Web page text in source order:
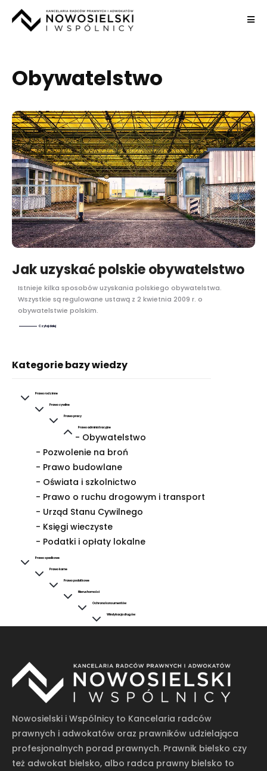
Obywatelstwo
Jak uzyskać polskie obywatelstwo
Istnieje kilka sposobów uzyskania polskiego obywatelstwa.
Wszystkie są regulowane ustawą z 2 kwietnia 2009 r. o
obywatelstwie polskim.
Czytaj dalej
Kategorie bazy wiedzy
Prawo rodzinne
Prawo cywilne
Prawo pracy
Prawo administracyjne
- Obywatelstwo
- Pozwolenie na broń
- Prawo budowlane
- Oświata i szkolnictwo
- Prawo o ruchu drogowym i transport
- Urząd Stanu Cywilnego
- Księgi wieczyste
- Podatki i opłaty lokalne
Prawo spadkowe
Prawo karne
Prawo podatkowe
Nieruchomości
Ochrona konsumentów
Windykacja długów
Nowosielski i Wspólnicy to Kancelaria radców
prawnych i adwokatów oraz prawników udzielająca
profesjonalnych porad prawnych. Prawnik bielsko czy
też adwokat bielsko, albo radca prawny bielsko to